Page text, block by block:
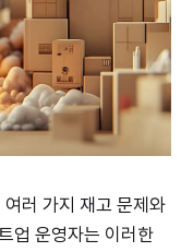
러 가지 재고 문제와
업 운영자는 이러한